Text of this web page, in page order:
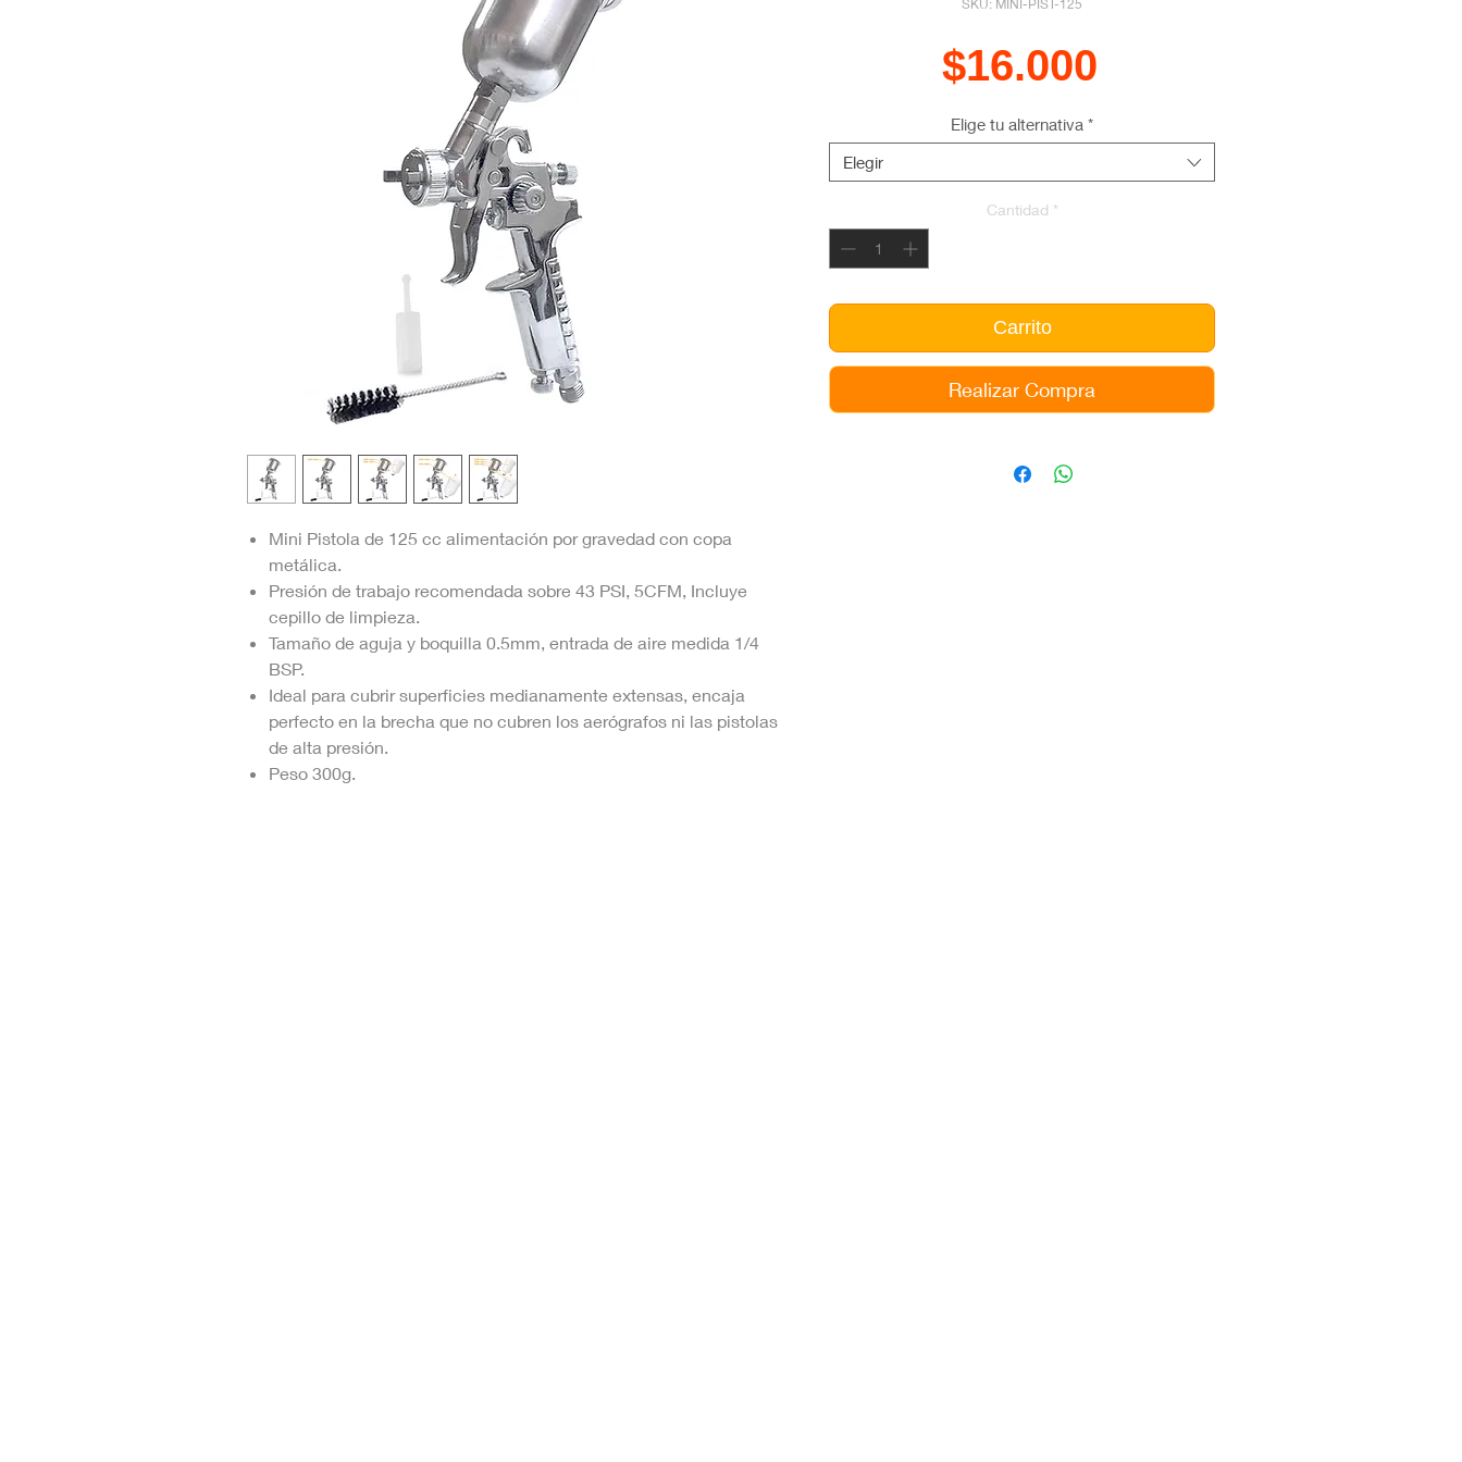
Mini Pistola de 125 cc alimentación por gravedad con copa
metálica.
Presión de trabajo recomendada sobre 43 PSI, 5CFM, Incluye
cepillo de limpieza.
Tamaño de aguja y boquilla 0.5mm, entrada de aire medida 1/4
BSP.
Ideal para cubrir superficies medianamente extensas, encaja
perfecto en la brecha que no cubren los aerógrafos ni las pistolas
de alta presión.
Peso 300g.
SKU: MINI-PIST-125
$16.000Precio
Elige tu alternativa *
Elegir
Cantidad *
Carrito
Realizar Compra